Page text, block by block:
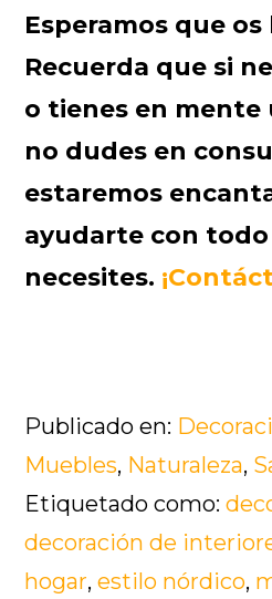
Esperamos que
Recuerda que si
o tienes en mente
no dudes en
estaremos
ayudarte con
necesites.
Publicado en:
Muebles, Naturaleza,
Etiquetado como:
decoración de
hogar,estilo nórdico,